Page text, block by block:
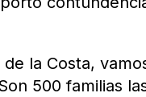
la Costa,
500 familias